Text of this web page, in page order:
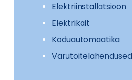
Elektriinstallatsioon
Elektrikäit
Koduautomaatika
Varutoitelahendused